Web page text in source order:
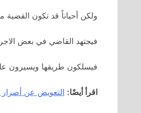
ولكن أحياناً قد تكون القضية
فيجتهد القاضي في بعض
فيسلكون طريقها ويسيرون
اقرأ أيضًا: التعويض عن